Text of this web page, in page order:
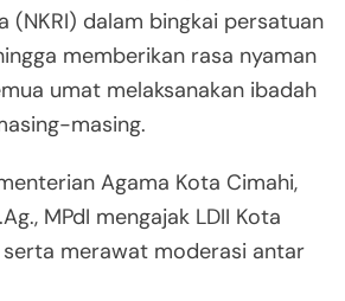
(NKRI) dalam bingkai persatuan
memberikan rasa nyaman
umat melaksanakan ibadah
masing.
Agama Kota Cimahi,
MPdI mengajak LDII Kota
merawat moderasi antar